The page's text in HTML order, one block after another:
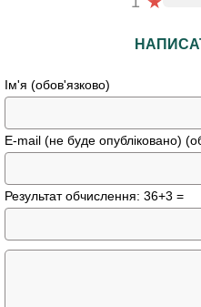
Ім'я (обов'язково)
E-mail (не буде опубліковано)
Результат обчислення: 36+3 =